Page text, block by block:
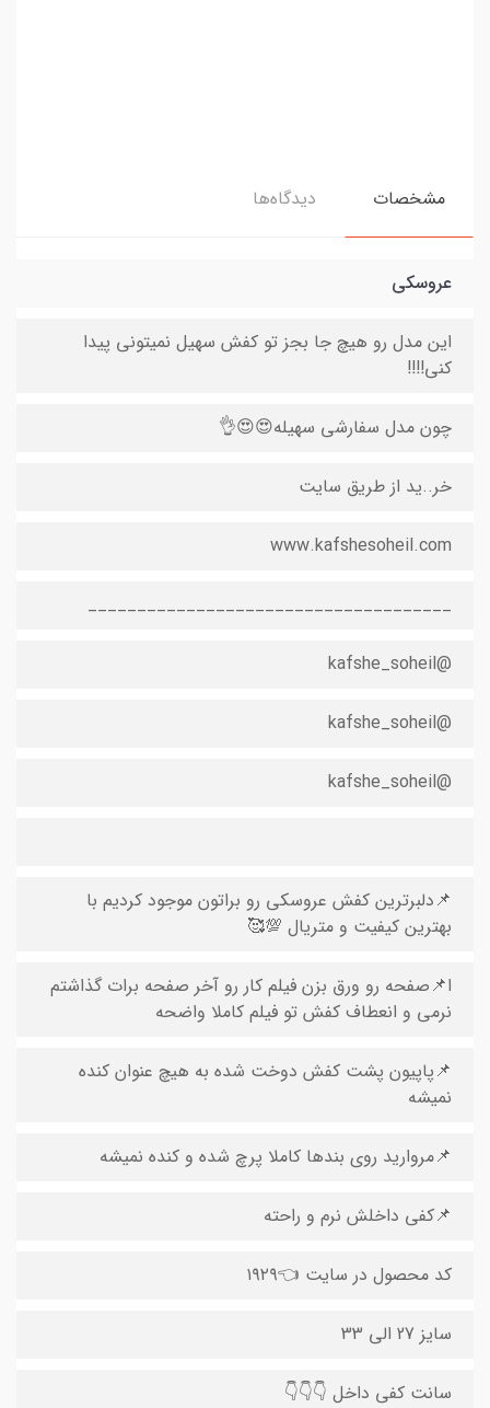
مشخصات دیدگاه‌ها
عروسکی
این مدل رو هیچ جا بجز تو کفش سهیل نمیتونی پیدا
کنی!!!!
چون مدل سفارشی سهیله😍😍👌
خر..ید از طریق سایت
www.kafshesoheil.com
_____________________________________
@kafshe_soheil
@kafshe_soheil
@kafshe_soheil
📌‌دلبرترین کفش عروسکی رو براتون موجود کردیم با
بهترین کیفیت و متریال 💯🥰
ا📌صفحه رو ورق بزن فیلم کار رو آخر صفحه برات گذاشتم
نرمی و انعطاف کفش تو فیلم کاملا واضحه
📌پاپیون پشت کفش دوخت شده به هیچ عنوان کنده
نمیشه
📌مروارید روی بندها کاملا پرچ شده و کنده نمیشه
📌کفی داخلش نرم و راحته
کد محصول در سایت 👈۱۹۲۹
سایز 27 الی 33
سانت کفی داخل 👇👇👇